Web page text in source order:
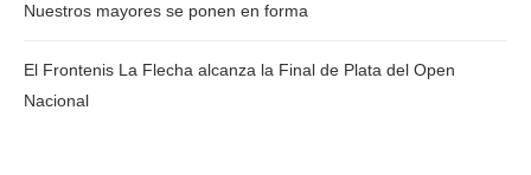
Nuestros mayores se ponen en forma
El Frontenis La Flecha alcanza la Final de Plata del Open
Nacional